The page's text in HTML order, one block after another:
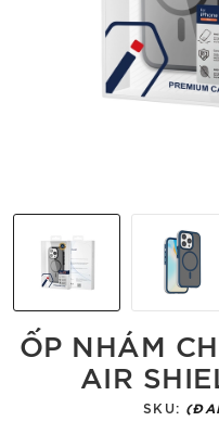
ỐP NHÁM
AIR
SKU: